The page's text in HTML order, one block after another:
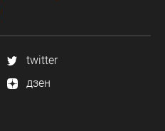
twitter
дзен